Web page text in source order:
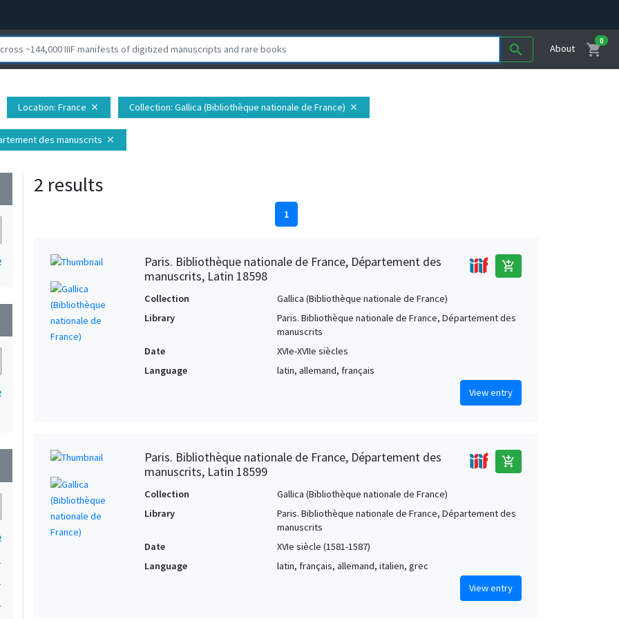
search About shopping_cart
0
Location: France close Collection: Gallica (Bibliothèque nationale de France) close
des manuscrits close
2 results
1
Paris. Bibliothèque nationale de France, Département des
manuscrits, Latin 18598
add_shopping_cart
Collection
Gallica (Bibliothèque nationale de France)
Library
Paris. Bibliothèque nationale de France, Département des
manuscrits
Date
XVIe-XVIIe siècles
Language
latin, allemand, français
View entry
Paris. Bibliothèque nationale de France, Département des
manuscrits, Latin 18599
add_shopping_cart
Collection
Gallica (Bibliothèque nationale de France)
Library
Paris. Bibliothèque nationale de France, Département des
manuscrits
Date
XVIe siècle (1581-1587)
Language
latin, français, allemand, italien, grec
View entry